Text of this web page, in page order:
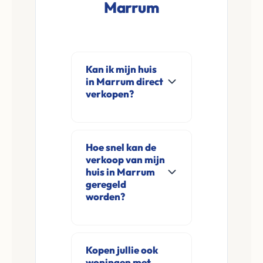
Marrum
Kan ik mijn huis
in Marrum direct
verkopen?
direct aan in Marrum
en omgeving. U
verkoopt
rechtstreeks aan ons
en zonder
Hoe snel kan de
verkoop van mijn
huis in Marrum
geregeld
worden?
aanvraag en
Kopen jullie ook